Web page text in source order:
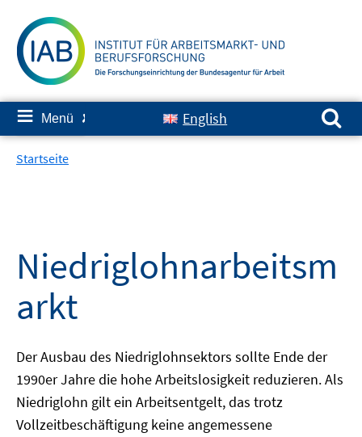
zum
Inhalt
≡ Menü ✘ English
Suchen nach:
Startseite
Niedriglohnarbeitsm
arkt
Der Ausbau des Niedriglohnsektors sollte Ende der
1990er Jahre die hohe Arbeitslosigkeit reduzieren. Als
Niedriglohn gilt ein Arbeitsentgelt, das trotz
Vollzeitbeschäftigung keine angemessene